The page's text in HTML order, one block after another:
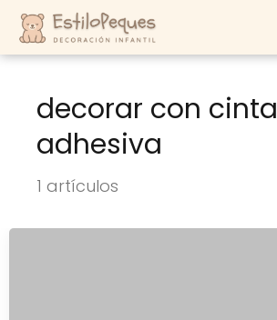
decorar con cinta
adhesiva
1 artículos